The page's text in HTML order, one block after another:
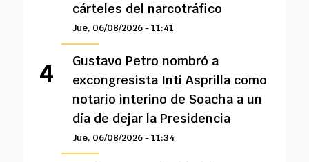
cárteles del narcotráfico
Jue, 06/08/2026 - 11:41
Gustavo Petro nombró a
excongresista Inti Asprilla como
notario interino de Soacha a un
día de dejar la Presidencia
Jue, 06/08/2026 - 11:34